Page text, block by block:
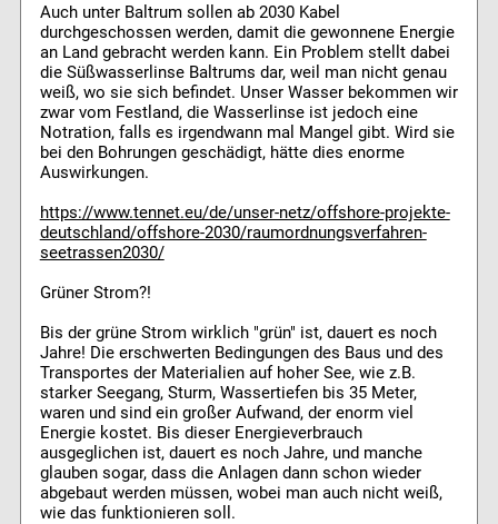
Auch unter Baltrum sollen ab 2030 Kabel
durchgeschossen werden, damit die gewonnene Energie
an Land gebracht werden kann. Ein Problem stellt dabei
die Süßwasserlinse Baltrums dar, weil man nicht genau
weiß, wo sie sich befindet. Unser Wasser bekommen wir
zwar vom Festland, die Wasserlinse ist jedoch eine
Notration, falls es irgendwann mal Mangel gibt. Wird sie
bei den Bohrungen geschädigt, hätte dies enorme
Auswirkungen.
https://www.tennet.eu/de/unser-netz/offshore-projekte-
deutschland/offshore-2030/raumordnungsverfahren-
seetrassen2030/
Grüner Strom?!
Bis der grüne Strom wirklich "grün" ist, dauert es noch
Jahre! Die erschwerten Bedingungen des Baus und des
Transportes der Materialien auf hoher See, wie z.B.
starker Seegang, Sturm, Wassertiefen bis 35 Meter,
waren und sind ein großer Aufwand, der enorm viel
Energie kostet. Bis dieser Energieverbrauch
ausgeglichen ist, dauert es noch Jahre, und manche
glauben sogar, dass die Anlagen dann schon wieder
abgebaut werden müssen, wobei man auch nicht weiß,
wie das funktionieren soll.